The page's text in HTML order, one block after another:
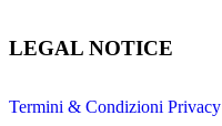
LEGAL NOTICE
Termini & Condizioni Privacy